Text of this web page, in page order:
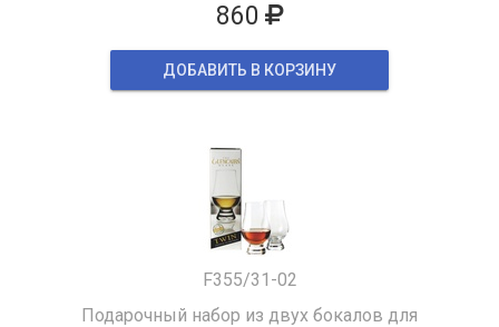
860
ДОБАВИТЬ В КОРЗИНУ
F355/31-02
Подарочный набор из двух бокалов для